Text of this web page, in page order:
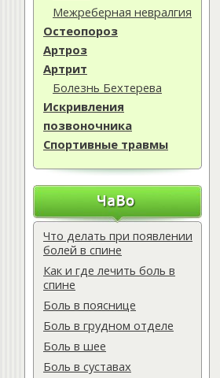
Межреберная невралгия
Остеопороз
Артроз
Артрит
Болезнь Бехтерева
Искривления
позвоночника
Спортивные травмы
Что делать при появлении
болей в спине
Как и где лечить боль в
спине
Боль в пояснице
Боль в грудном отделе
Боль в шее
Боль в суставах